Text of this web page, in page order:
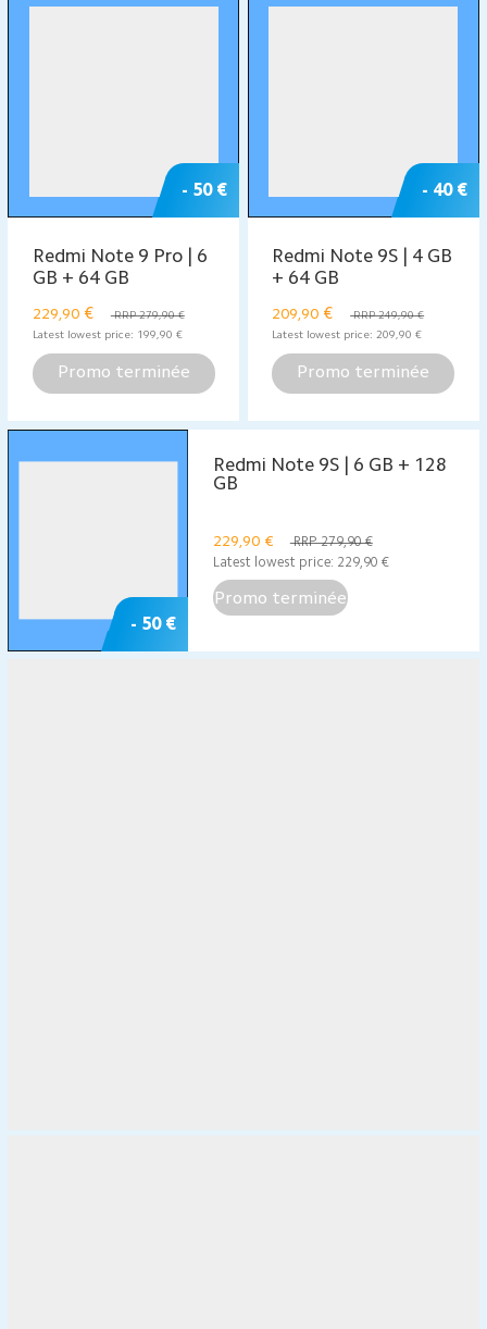
- 50 €
Redmi Note 9 Pro | 6
GB + 64 GB
229,90 €
RRP 279,90 €
Latest lowest price: 199,90 €
Promo terminée
- 40 €
Redmi Note 9S | 4 GB
+ 64 GB
209,90 €
RRP 249,90 €
Latest lowest price: 209,90 €
Promo terminée
- 50 €
Redmi Note 9S | 6 GB + 128
GB
229,90 €
RRP 279,90 €
Latest lowest price: 229,90 €
Promo terminée